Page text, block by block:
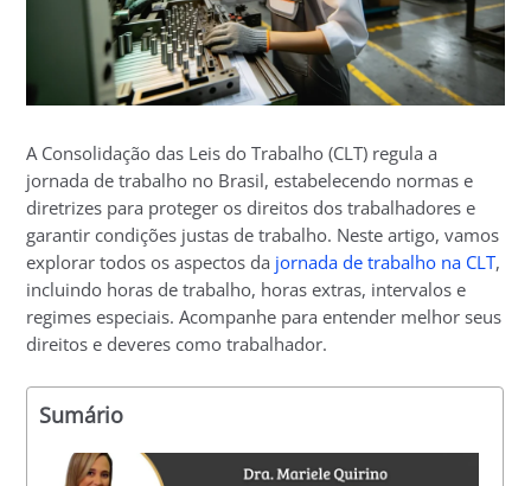
A Consolidação das Leis do Trabalho (CLT) regula a
jornada de trabalho no Brasil, estabelecendo normas e
diretrizes para proteger os direitos dos trabalhadores e
garantir condições justas de trabalho. Neste artigo, vamos
explorar todos os aspectos da jornada de trabalho na CLT,
incluindo horas de trabalho, horas extras, intervalos e
regimes especiais. Acompanhe para entender melhor seus
direitos e deveres como trabalhador.
Sumário